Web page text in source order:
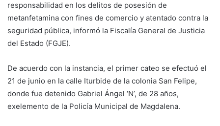
responsabilidad en los delitos de posesión de
metanfetamina con fines de comercio y atentado contra la
seguridad pública, informó la Fiscalía General de Justicia
del Estado (FGJE).
De acuerdo con la instancia, el primer cateo se efectuó el
21 de junio en la calle Iturbide de la colonia San Felipe,
donde fue detenido Gabriel Ángel ‘N’, de 28 años,
exelemento de la Policía Municipal de Magdalena.